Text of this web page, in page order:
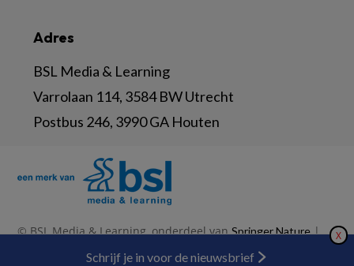
Adres
BSL Media & Learning
Varrolaan 114, 3584 BW Utrecht
Postbus 246, 3990 GA Houten
© BSL Media & Learning, onderdeel vanSpringer Nature| X
Schrijf je in voor de nieuwsbrief
Nieuwsbrief Abonneren